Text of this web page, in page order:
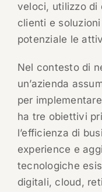
veloci, utilizzo di
clienti e
potenziale le
Nel contesto di
un’azienda
per
ha tre obiettivi
l’efficienza di
experience e
tecnologiche
digitali, cloud,